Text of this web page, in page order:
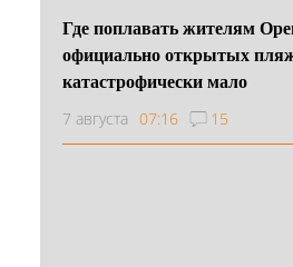
Где поплавать жителям
официально открытых
катастрофически мало
7 августа 07:16 15